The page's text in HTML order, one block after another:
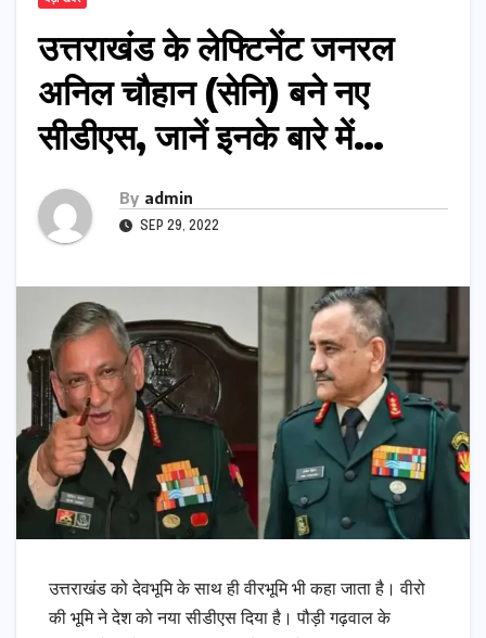
उत्तराखंड के लेफ्टिनेंट जनरल
अनिल चौहान (सेनि) बने नए
सीडीएस, जानें इनके बारे में…
By admin
SEP 29, 2022
उत्तराखंड को देवभूमि के साथ ही वीरभूमि भी कहा जाता है। वीरो
की भूमि ने देश को नया सीडीएस दिया है। पौड़ी गढ़वाल के